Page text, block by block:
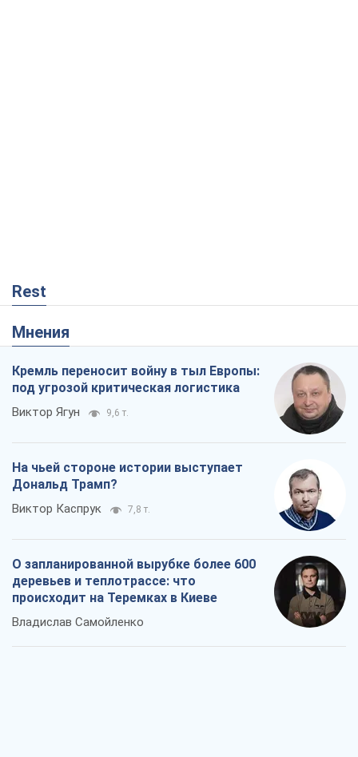
Rest
Мнения
Кремль переносит войну в тыл Европы:
под угрозой критическая логистика
Виктор Ягун 9,6 т.
На чьей стороне истории выступает
Дональд Трамп?
Виктор Каспрук 7,8 т.
О запланированной вырубке более 600
деревьев и теплотрассе: что
происходит на Теремках в Киеве
Владислав Самойленко